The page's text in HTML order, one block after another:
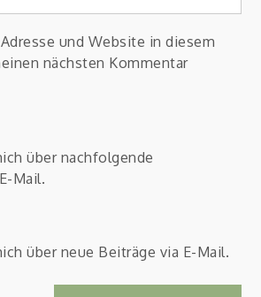
und Website in diesem
nächsten Kommentar
über nachfolgende
Mail.
über neue Beiträge via E-Mail.